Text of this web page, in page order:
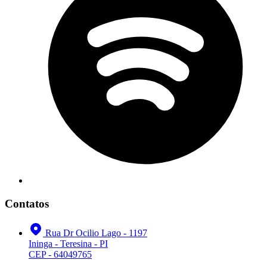
Contatos
Rua Dr Ocilio Lago - 1197
Ininga - Teresina - PI
CEP - 64049765